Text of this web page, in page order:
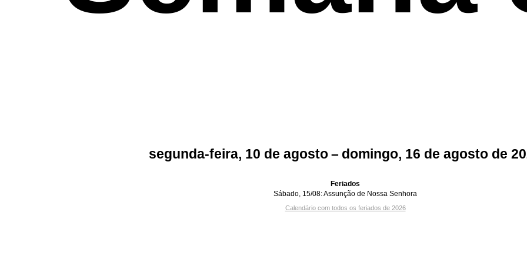
segunda-feira, 10 de agosto – domingo, 16 de agosto de
Feriados
Sábado, 15/08:Assunção de Nossa Senhora
Calendário com todos os feriados de 2026